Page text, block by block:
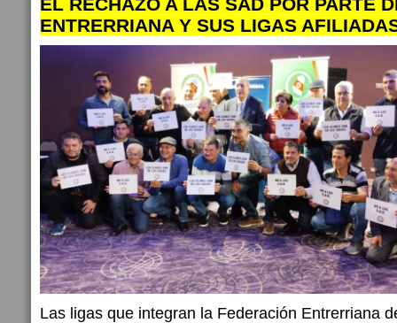
ENTRERRIANA Y SUS LIGAS
Las ligas que integran la Federación Entrerriana